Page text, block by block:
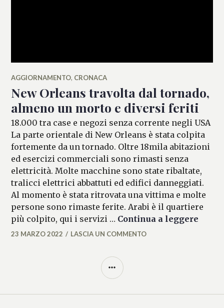
AGGIORNAMENTO, CRONACA
New Orleans travolta dal tornado,
almeno un morto e diversi feriti
18.000 tra case e negozi senza corrente negli USA
La parte orientale di New Orleans è stata colpita
fortemente da un tornado. Oltre 18mila abitazioni
ed esercizi commerciali sono rimasti senza
elettricità. Molte macchine sono state ribaltate,
tralicci elettrici abbattuti ed edifici danneggiati.
Al momento è stata ritrovata una vittima e molte
persone sono rimaste ferite. Arabi è il quartiere
più colpito, qui i servizi … Continua a leggere
FLAVIA
23 MARZO 2022 LASCIA UN COMMENTO
BARRA